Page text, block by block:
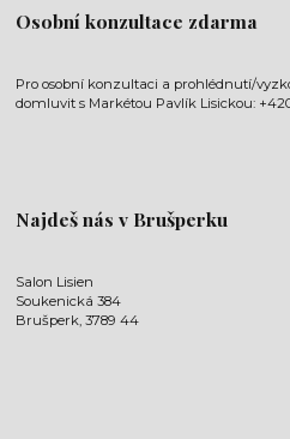
Osobní konzultace zdarma
Pro osobní konzultaci a prohlédnutí/
domluvit s Markétou Pavlík Lisickou: +420
Najdeš nás v Brušperku
Salon Lisien
Soukenická 384
Brušperk, 3789 44